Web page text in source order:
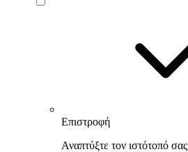
Επιστροφή
Αναπτύξτε τον ιστότοπό σας